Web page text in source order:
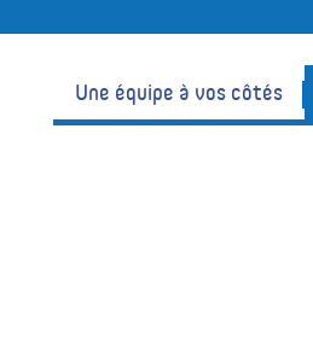
Une équipe à vos côtés